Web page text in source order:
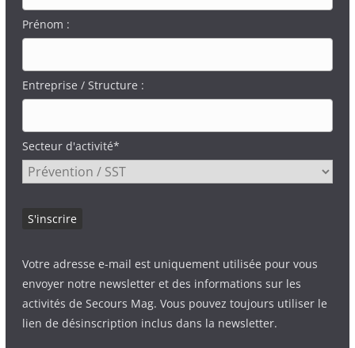
Prénom :
Entreprise / Structure :
Secteur d'activité*
Votre adresse e-mail est uniquement utilisée pour vous
envoyer notre newsletter et des informations sur les
activités de Secours Mag. Vous pouvez toujours utiliser le
lien de désinscription inclus dans la newsletter.